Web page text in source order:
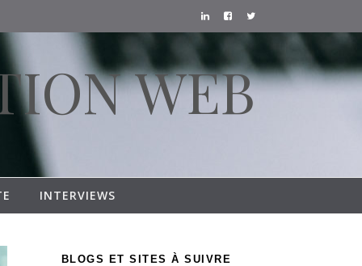
WEB
INTERVIEWS
BLOGS ET SITES À SUIVRE